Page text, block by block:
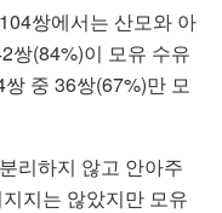
쌍에서는 산모와 아
쌍(84%)이 모유 수유
중 36쌍(67%)만 모
리하지 않고 안아주
지는 않았지만 모유